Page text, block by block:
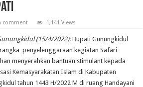
comment 1,141 Views
(15/4/2022):Bupati Gunungkidul
penyelenggaraan kegiatan Safari
menyerahkan bantuan stimulant kepada
Kemasyarakatan Islam di Kabupaten
tahun 1443 H/2022 M di ruang Handayani